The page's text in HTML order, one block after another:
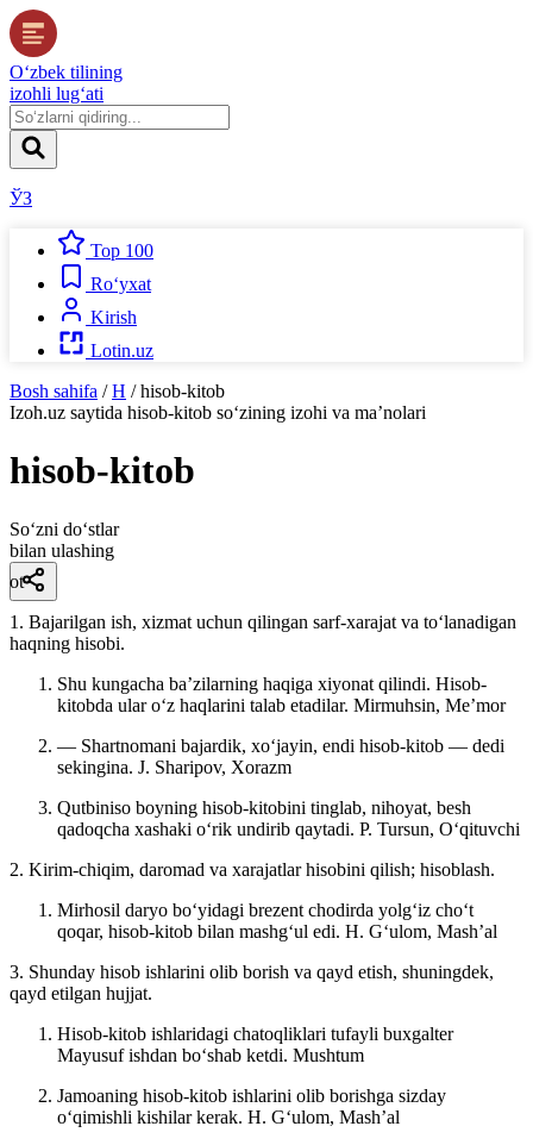
O‘zbek tilining
izohli lug‘ati
ЎЗ
Top 100
Ro‘yxat
Kirish
Lotin.uz
Bosh sahifa / H / hisob-kitob
Izoh.uz saytida hisob-kitob so‘zining izohi va ma’nolari
hisob-kitob
So‘zni do‘stlar
bilan ulashing
ot
1. Bajarilgan ish, xizmat uchun qilingan sarf-xarajat va toʻlanadigan
haqning hisobi.
Shu kungacha baʼzilarning haqiga xiyonat qilindi. Hisob-
kitobda ular oʻz haqlarini talab etadilar. Mirmuhsin, Meʼmor
— Shartnomani bajardik, xoʻjayin, endi hisob-kitob — dedi
sekingina. J. Sharipov, Xorazm
Qutbiniso boyning hisob-kitobini tinglab, nihoyat, besh
qadoqcha xashaki oʻrik undirib qaytadi. P. Tursun, Oʻqituvchi
2. Kirim-chiqim, daromad va xarajatlar hisobini qilish; hisoblash.
Mirhosil daryo boʻyidagi brezent chodirda yolgʻiz choʻt
qoqar, hisob-kitob bilan mashgʻul edi. H. Gʻulom, Mashʼal
3. Shunday hisob ishlarini olib borish va qayd etish, shuningdek,
qayd etilgan hujjat.
Hisob-kitob ishlaridagi chatoqliklari tufayli buxgalter
Mayusuf ishdan boʻshab ketdi. Mushtum
Jamoaning hisob-kitob ishlarini olib borishga sizday
oʻqimishli kishilar kerak. H. Gʻulom, Mashʼal